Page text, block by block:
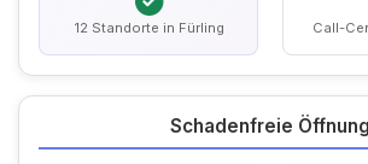
12 Standorte in Fürling Call-
Schadenfreie Öffnung